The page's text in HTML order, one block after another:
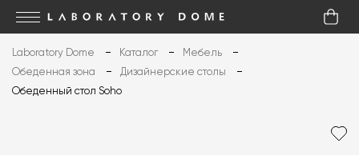
Laboratory Dome Каталог
Мебель
Обеденная зона
Дизайнерские столы
Обеденный стол Soho